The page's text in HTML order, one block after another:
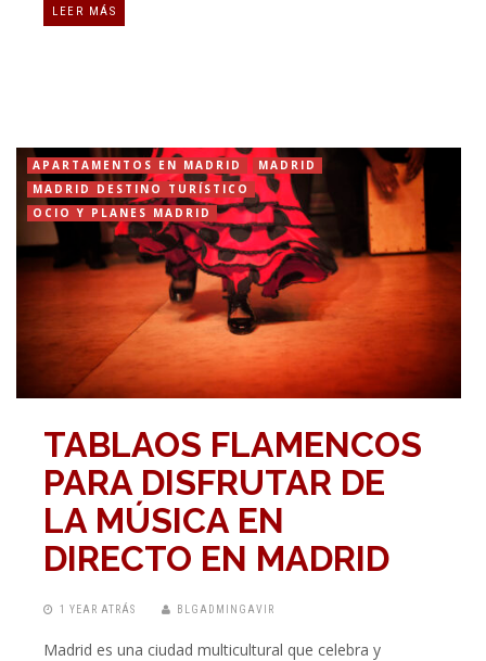
LEER MÁS
APARTAMENTOS EN MADRID
MADRID
MADRID DESTINO TURÍSTICO
OCIO Y PLANES MADRID
TABLAOS FLAMENCOS
PARA DISFRUTAR DE
LA MÚSICA EN
DIRECTO EN MADRID
1 YEAR ATRÁS BLGADMINGAVIR
Madrid es una ciudad multicultural que celebra y